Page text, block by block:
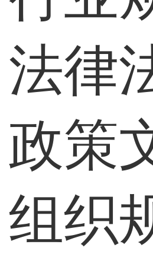
法律
政策
组织